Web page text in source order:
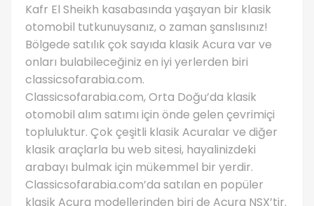
Kafr El Sheikh kasabasında yaşayan bir klasik
otomobil tutkunuysanız, o zaman şanslısınız!
Bölgede satılık çok sayıda klasik Acura var ve
onları bulabileceğiniz en iyi yerlerden biri
classicsofarabia.com.
Classicsofarabia.com, Orta Doğu’da klasik
otomobil alım satımı için önde gelen çevrimiçi
topluluktur. Çok çeşitli klasik Acuralar ve diğer
klasik araçlarla bu web sitesi, hayalinizdeki
arabayı bulmak için mükemmel bir yerdir.
Classicsofarabia.com’da satılan en popüler
klasik Acura modellerinden biri de Acura NSX’tir.